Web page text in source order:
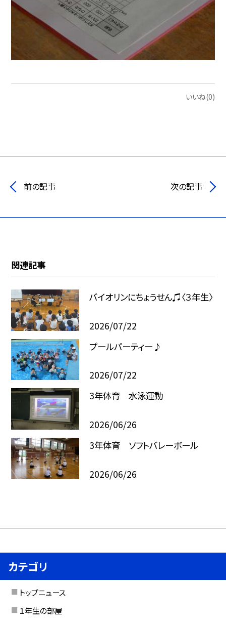
いいね(0)
前の記事 次の記事
関連記事
バイオリンにちょうせん♫〈３年生〉
2026/07/22
プールパーティー♪
2026/07/22
3年体育 水泳運動
2026/06/26
3年体育 ソフトバレーボール
2026/06/26
カテゴリ
トップニュース
１年生の部屋